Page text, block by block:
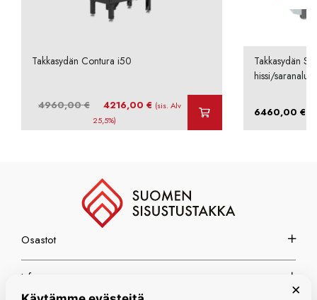
Takkasydän Contura i50
4960,00€
Alkuperäinen
hinta
oli:
4216,00€ Nykyinen
on:
(sis. Alv
25,5%)
Takkasydän
hissi/
6460,00 €
Osastot
Info
×